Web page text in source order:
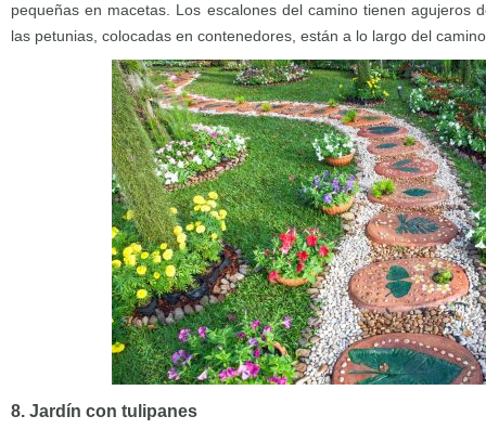
pequeñas en macetas. Los escalones del camino tienen agujeros
las petunias, colocadas en contenedores, están a lo largo del
8. Jardín con tulipanes